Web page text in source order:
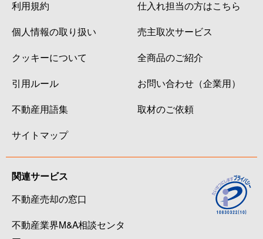
利用規約
個人情報の取り扱い
クッキーについて
引用ルール
不動産用語集
サイトマップ
仕入れ担当の方はこちら
売主取次サービス
全商品のご紹介
お問い合わせ（企業用）
取材のご依頼
関連サービス
不動産売却の窓口
不動産業界M&A相談センタ